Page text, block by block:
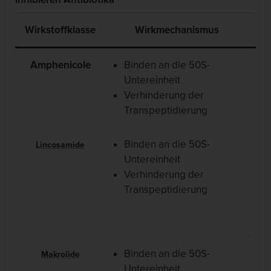
Wirkstoffklasse Wirkmechanismus
Amphenicole
Binden an die 50S-
Untereinheit
Verhinderung der
Transpeptidierung
Lincosamide
Binden an die 50S-
Untereinheit
Verhinderung der
Transpeptidierung
Makrolide
Binden an die 50S-